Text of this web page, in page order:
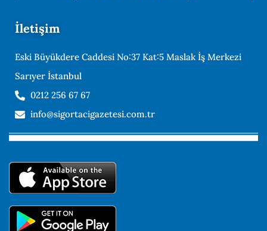
İletişim
Eski Büyükdere Caddesi No:37 Kat:5 Maslak İş Merkezi
Sarıyer İstanbul
0212 256 67 67
info@sigortacigazetesi.com.tr